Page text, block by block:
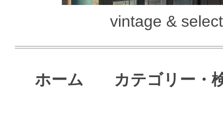
vintage &
ホーム カテゴリー・